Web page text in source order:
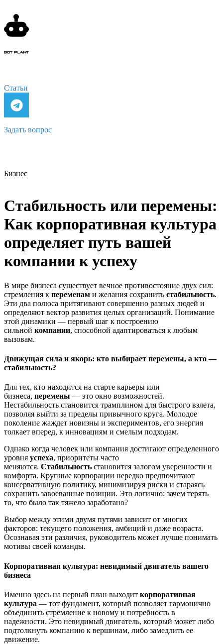
Статьи
Задать вопрос
Бизнес
Стабильность или перемены:
Как корпоративная культура
определяет путь вашей
компании к успеху
В мире бизнеса существует вечное противостояние двух сил:
стремления к переменам и желания сохранить стабильность.
Эти два полюса притягивают совершенно разных людей и
определяют вектор развития целых организаций. Понимание
этой динамики — первый шаг к построению
сильной компании, способной адаптироваться к любым
вызовам.
Движущая сила и якорь: кто выбирает перемены, а кто —
стабильность?
Для тех, кто находится на старте карьеры или
бизнеса, перемены — это окно возможностей.
Нестабильность становится трамплином для быстрого взлета,
позволяя выйти за пределы привычного круга. Молодое
поколение жаждет новизны и экспериментов, его энергия
толкает вперед, к инновациям и смелым подходам.
Однако когда человек или компания достигают определенного
уровня успеха, приоритеты часто
меняются. Стабильность становится залогом уверенности и
комфорта. Крупные корпорации нередко предпочитают
консервативную политику, минимизируя риски и стараясь
сохранить завоеванные позиции. Это логично: зачем терять
то, что было так тяжело заработано?
Выбор между этими двумя путями зависит от многих
факторов: текущего положения, амбиций и даже возраста.
Осознавая эти различия, руководитель может лучше понимать
мотивы своей команды.
Корпоративная культура: невидимый двигатель вашего
бизнеса
Именно здесь на первый план выходит корпоративная
культура — тот фундамент, который позволяет гармонично
объединить стремление к новому и потребность в
надежности. Это невидимый двигатель, который может либо
подтолкнуть компанию к вершинам, либо замедлить ее
движение.